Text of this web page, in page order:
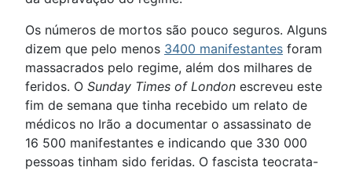
Os números de mortos são pouco seguros. Alguns
dizem que pelo menos 3400 manifestantes foram
massacrados pelo regime, além dos milhares de
feridos. O Sunday Times of London escreveu este
fim de semana que tinha recebido um relato de
médicos no Irão a documentar o assassinato de
16 500 manifestantes e indicando que 330 000
pessoas tinham sido feridas. O fascista teocrata-